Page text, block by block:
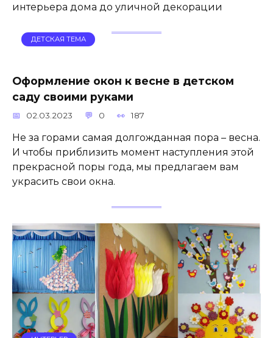
интерьера дома до уличной декорации
ДЕТСКАЯ ТЕМА
Оформление окон к весне в детском
саду своими руками
02.03.2023 0 187
Не за горами самая долгожданная пора – весна.
И чтобы приблизить момент наступления этой
прекрасной поры года, мы предлагаем вам
украсить свои окна.